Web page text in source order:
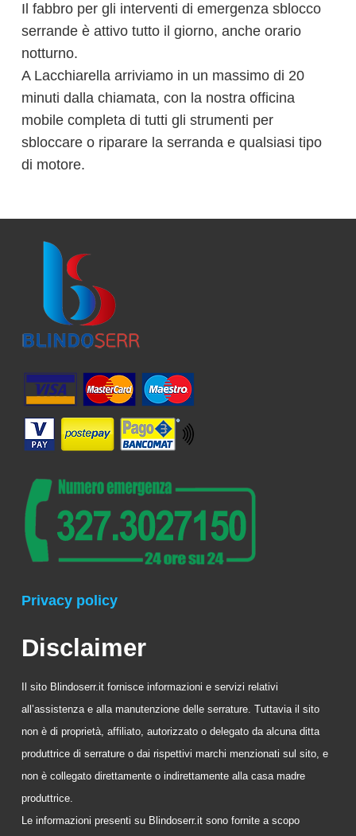
Il fabbro per gli interventi di emergenza sblocco
serrande è attivo tutto il giorno, anche orario
notturno.
A Lacchiarella arriviamo in un massimo di 20
minuti dalla chiamata, con la nostra officina
mobile completa di tutti gli strumenti per
sbloccare o riparare la serranda e qualsiasi tipo
di motore.
Privacy policy
Disclaimer
Il sito Blindoserr.it fornisce informazioni e servizi relativi
all’assistenza e alla manutenzione delle serrature. Tuttavia il sito
non è di proprietà, affiliato, autorizzato o delegato da alcuna ditta
produttrice di serrature o dai rispettivi marchi menzionati sul sito, e
non è collegato direttamente o indirettamente alla casa madre
produttrice.
Le informazioni presenti su Blindoserr.it sono fornite a scopo